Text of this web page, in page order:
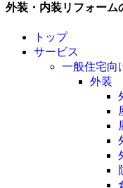
外装・内装リフォー
トップ
サービス
一般住宅向
外装